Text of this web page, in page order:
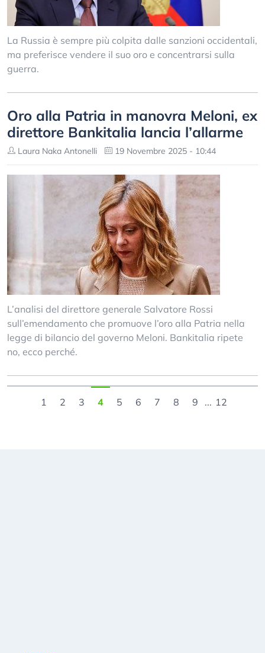
La Russia è sempre più colpita dalle sanzioni occidentali,
ma preferisce vendere il suo oro e concentrarsi sulla
guerra.
Oro alla Patria in manovra Meloni, ex
direttore Bankitalia lancia l’allarme
Laura Naka Antonelli 19 Novembre 2025 - 10:44
L’analisi del direttore generale Salvatore Rossi
sull’emendamento che promuove l’oro alla Patria nella
legge di bilancio del governo Meloni. Bankitalia ripete
no, ecco perché.
1 2 3 4 5 6 7 8 9 ... 12